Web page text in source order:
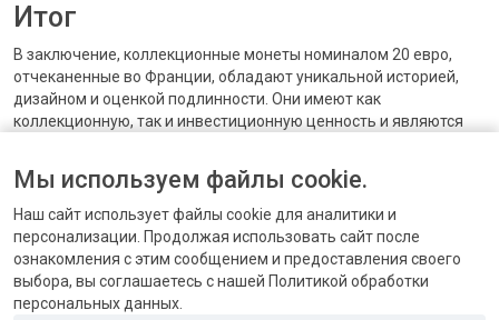
Итог
В заключение, коллекционные монеты номиналом 20 евро,
отчеканенные во Франции, обладают уникальной историей,
дизайном и оценкой подлинности. Они имеют как
коллекционную, так и инвестиционную ценность и являются
монеты, и вы желаете продать их, рекомендуется обратиться к
специалистам, чтобы получить правильную оценку и лучшую
цену за вашу коллекцию.
Мы используем файлы cookie.
Наш сайт использует файлы cookie для аналитики и
персонализации. Продолжая использовать сайт после
ознакомления с этим сообщением и предоставления своего
выбора, вы соглашаетесь с нашей Политикой обработки
персональных данных.